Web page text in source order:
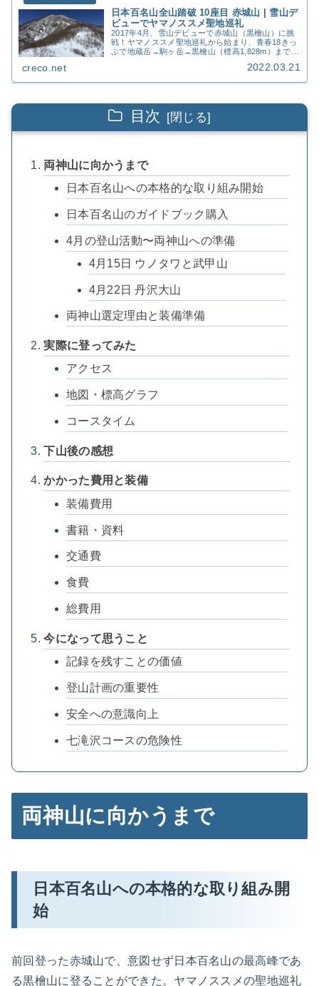
日本百名山全山踏破 10座目 赤城山 | 雪山デ
ビューでヤマノススメ聖地巡礼
2017年4月、雪山デビューで赤城山（黒檜山）に挑
戦！ヤマノススメ聖地巡礼から始まり、青春18きっ
ぷで地蔵岳→駒ヶ岳→黒檜山（標高1,828m）まで縦
creco.net 2022.03.21
目次
両神山に向かうまで
日本百名山への本格的な取り組み開始
日本百名山のガイドブック購入
4月の登山活動〜両神山への準備
4月15日 ウノタワと武甲山
4月22日 丹沢大山
両神山選定理由と装備準備
実際に登ってみた
アクセス
地図・標高グラフ
コースタイム
下山後の感想
かかった費用と装備
装備費用
書籍・資料
交通費
食費
総費用
今になって思うこと
記録を残すことの価値
登山計画の重要性
安全への意識向上
七滝沢コースの危険性
両神山に向かうまで
日本百名山への本格的な取り組み開
始
前回登った赤城山で、意図せず日本百名山の最高峰であ
る黒檜山に登ることができた。ヤマノススメの聖地巡礼